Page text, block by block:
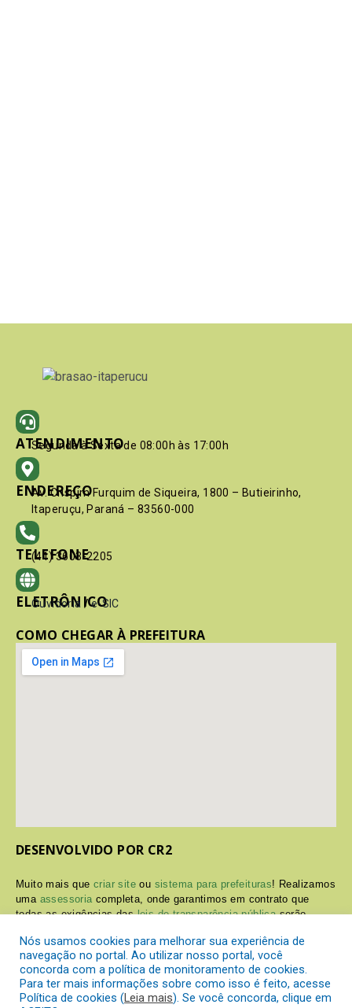
ATENDIMENTO
Segunda à Sexta de 08:00h às 17:00h
ENDEREÇO
Av. Crispim Furquim de Siqueira, 1800 – Butieirinho,
Itaperuçu, Paraná – 83560-000
TELEFONE
(41) 3603-2205
ELETRÔNICO
Ouvidoria / e-SIC
COMO CHEGAR À PREFEITURA
DESENVOLVIDO POR CR2
Muito mais quecriar site ou sistema para prefeituras! Realizamos
uma assessoria completa, onde garantimos em contrato que
todas as exigências dasleis de transparência públicaserão
Conheça oPNTPe oRadar da Transparência Pública
Nós usamos cookies para melhorar sua experiência de
navegação no portal. Ao utilizar nosso portal, você
concorda com a política de monitoramento de cookies.
Para ter mais informações sobre como isso é feito, acesse
Política de cookies (Leia mais). Se você concorda, clique em